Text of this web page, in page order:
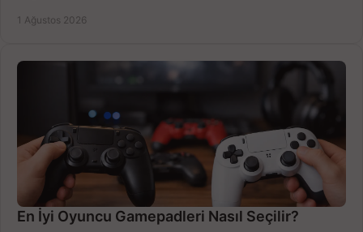
1 Ağustos 2026
En İyi Oyuncu Gamepadleri Nasıl Seçilir?